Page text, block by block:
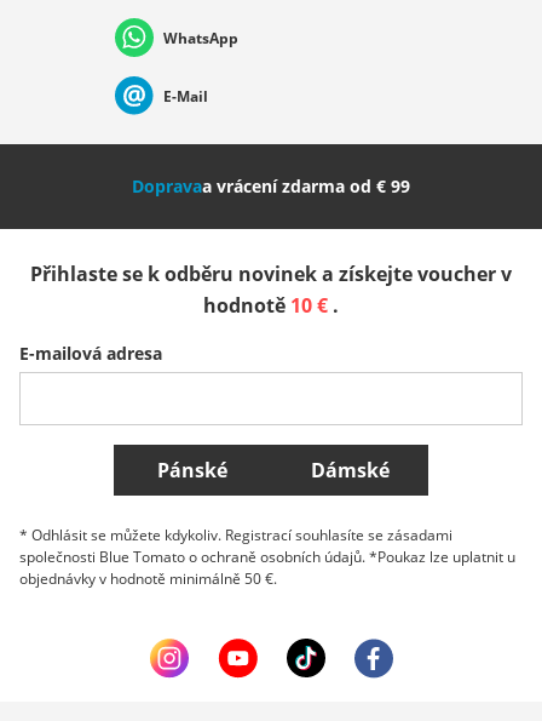
Nederland Italia (Italiano) Italien (Deutsch)
Slovenija
Belgique (Français) Danmark Norge
Všechny země
WhatsApp
E-Mail
Dopravaa vrácení zdarma od € 99
Přihlaste se k odběru novinek a získejte voucher v
hodnotě 10 € .
E-mailová adresa
Pánské Dámské
* Odhlásit se můžete kdykoliv. Registrací souhlasíte se zásadami
společnosti Blue Tomato o ochraně osobních údajů. *Poukaz lze uplatnit u
objednávky v hodnotě minimálně 50 €.